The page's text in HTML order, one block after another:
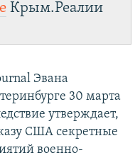
Крым.Реалии
Эвана
30 марта
утверждает,
США секретные
военно-